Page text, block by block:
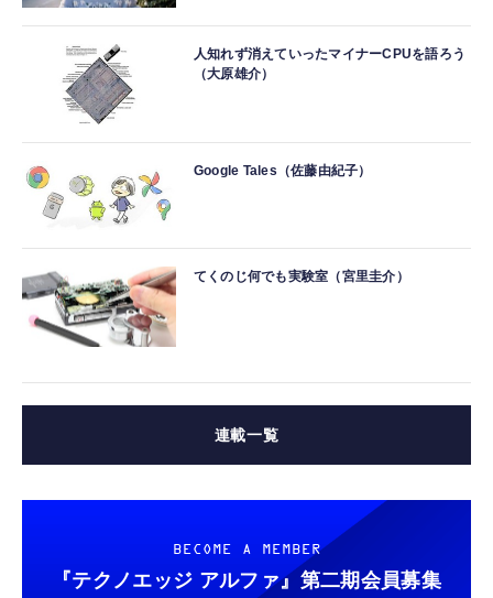
人知れず消えていったマイナーCPUを語ろう
（大原雄介）
Google Tales（佐藤由紀子）
てくのじ何でも実験室（宮里圭介）
連載一覧
BECOME A MEMBER
『テクノエッジ アルファ』 第二期会員募集